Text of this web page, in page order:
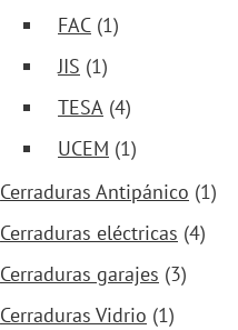
FAC (1)
JIS (1)
TESA (4)
UCEM (1)
Cerraduras Antipánico (1)
Cerraduras eléctricas (4)
Cerraduras garajes (3)
Cerraduras Vidrio (1)